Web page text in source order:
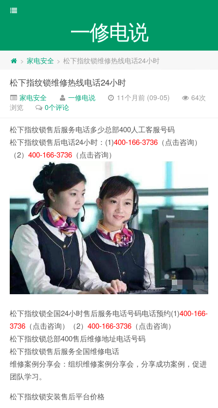
一修电说
> 家电安全 > 松下指纹锁维修热线电话24小时
松下指纹锁维修热线电话24小时
家电安全 一修电说 11个月前 (09-05)
64次
浏览
0个评论
松下指纹锁售后服务电话多少总部400人工客服号码
松下指纹锁售后电话24小时：(1)400-166-3736 （点击咨询）
（2） 400-166-3736 （点击咨询）
松下指纹锁全国24小时售后服务电话号码电话预约(1)400-166-
3736 （点击咨询）（2） 400-166-3736 （点击咨询）
松下指纹锁总部400售后维修地址电话号码
松下指纹锁售后服务全国维修电话
维修案例分享会：组织维修案例分享会，分享成功案例，促进
团队学习。
松下指纹锁安装售后平台价格